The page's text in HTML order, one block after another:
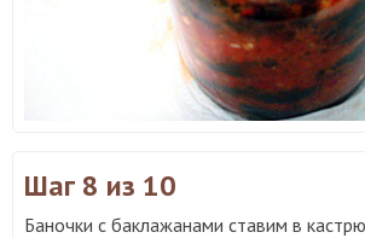
Шаг 8 из 10
Баночки с баклажанами ставим в